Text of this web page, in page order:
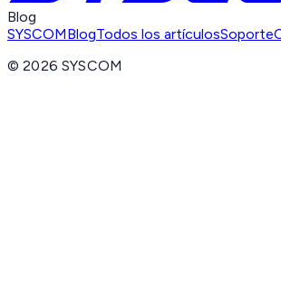
Blog
SYSCOMBlogTodos los artículosSoporte
©2026 SYSCOM